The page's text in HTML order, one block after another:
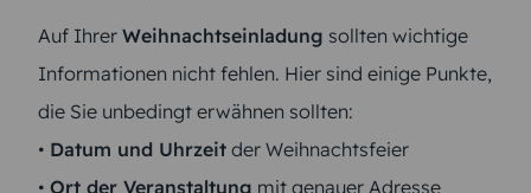
Auf Ihrer Weihnachtseinladung sollten wichtige
Informationen nicht fehlen. Hier sind einige Punkte,
die Sie unbedingt erwähnen sollten:
• Datum und Uhrzeit der Weihnachtsfeier
• Ort der Veranstaltung mit genauer Adresse